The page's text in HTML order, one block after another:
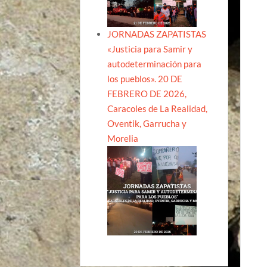
JORNADAS ZAPATISTAS
«Justicia para Samir y
autodeterminación para
los pueblos». 20 DE
FEBRERO DE 2026,
Caracoles de La Realidad,
Oventik, Garrucha y
Morelia